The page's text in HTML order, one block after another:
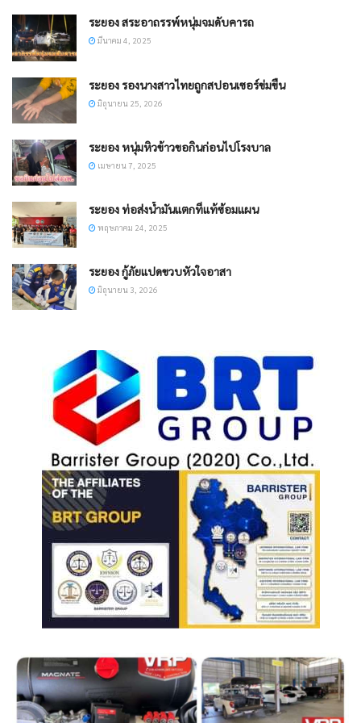
ระยอง สระอาถรรพ์หนุ่มจมดับคารถ
มีนาคม 4, 2025
ระยอง รองนางสาวไทยถูกสปอนเซอร์ข่มขืน
มิถุนายน 25, 2026
ระยอง หนุ่มหิวข้าวขอกินก่อนไปโรงบาล
เมษายน 7, 2025
ระยอง ท่อส่งน้ำมันแตกที่แท้ซ้อมแผน
พฤษภาคม 24, 2025
ระยอง กู้ภัยแปดขวบหัวใจอาสา
มิถุนายน 3, 2026